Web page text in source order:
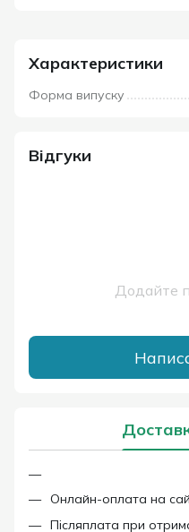
Характеристики
Форма випуску
Відгуки
Додайте
Онлайн-оплата на
Післяплата при